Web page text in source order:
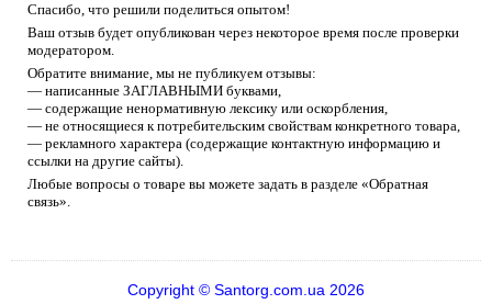
Спасибо, что решили поделиться опытом!
Ваш отзыв будет опубликован через некоторое время после проверки
модератором.
Обратите внимание, мы не публикуем отзывы:
— написанные ЗАГЛАВНЫМИ буквами,
— содержащие ненормативную лексику или оскорбления,
— не относящиеся к потребительским свойствам конкретного товара,
— рекламного характера (содержащие контактную информацию и
ссылки на другие сайты).
Любые вопросы о товаре вы можете задать в разделе «Обратная
связь».
Copyright © Santorg.com.ua 2026